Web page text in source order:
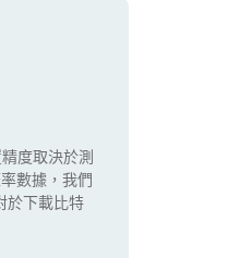
度取決於測
數據，我們
於下載比特